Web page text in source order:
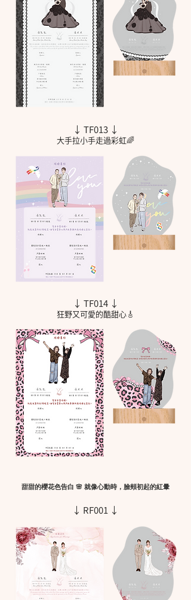
↓ TF013 ↓
大手拉小手走過彩虹🌈
↓ TF014 ↓
狂野又可愛的酷甜心🎸
甜甜的櫻花色告白 🌸 就像心動時，臉頰初起的紅暈
↓ RF001 ↓